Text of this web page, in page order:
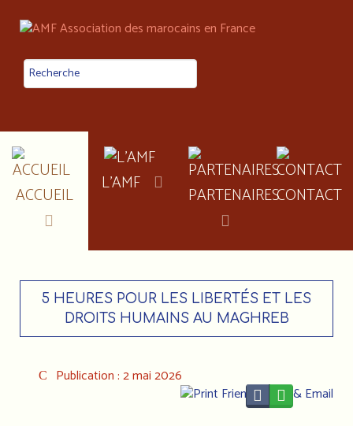
ACCUEIL L'AMF PARTENAIRESCONTACT
5 HEURES POUR LES LIBERTÉS ET LES
DROITS HUMAINS AU MAGHREB
Publication : 2 mai 2026